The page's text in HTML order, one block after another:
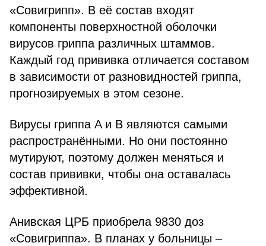
«Совигрипп». В её состав входят
компоненты поверхностной оболочки
вирусов гриппа различных штаммов.
Каждый год прививка отличается составом
в зависимости от разновидностей гриппа,
прогнозируемых в этом сезоне.
Вирусы гриппа A и B являются самыми
распространёнными. Но они постоянно
мутируют, поэтому должен меняться и
состав прививки, чтобы она оставалась
эффективной.
Анивская ЦРБ приобрела 9830 доз
«Совигриппа». В планах у больницы –